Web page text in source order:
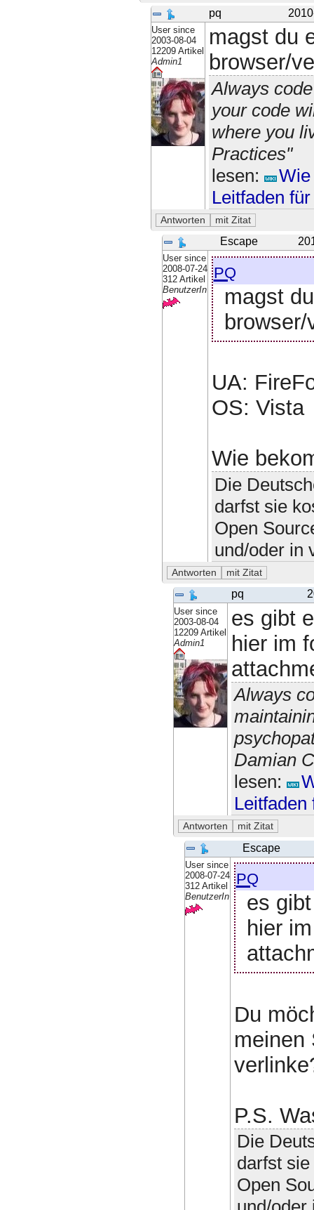
pq
User since
2003-08-04
12209 Artikel
Admin1
magst du
browser/
Always
your code
where you
Practices"
lesen:
Leitfaden
Escape
User since
2008-07-24
312 Artikel
BenutzerIn
pq
magst
UA:
OS: Vista
Wie
Die
darfst sie
Open
und/oder in
pq
User since
2003-08-04
12209 Artikel
Admin1
es gibt
hier im
Always
Damian
lesen:
Escape
User since
2008-07-24
312 Artikel
BenutzerIn
pq
es
hier
Du
meinen
P.S.
Die
darfst
Open